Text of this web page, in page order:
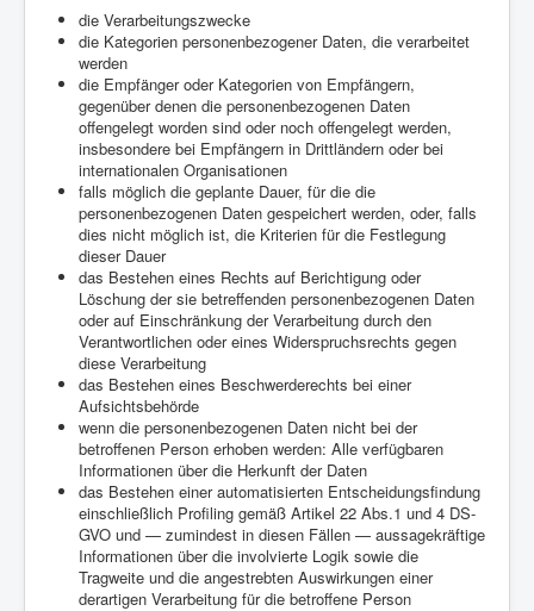
die Verarbeitungszwecke
die Kategorien personenbezogener Daten, die verarbeitet
werden
die Empfänger oder Kategorien von Empfängern,
gegenüber denen die personenbezogenen Daten
offengelegt worden sind oder noch offengelegt werden,
insbesondere bei Empfängern in Drittländern oder bei
internationalen Organisationen
falls möglich die geplante Dauer, für die die
personenbezogenen Daten gespeichert werden, oder, falls
dies nicht möglich ist, die Kriterien für die Festlegung
dieser Dauer
das Bestehen eines Rechts auf Berichtigung oder
Löschung der sie betreffenden personenbezogenen Daten
oder auf Einschränkung der Verarbeitung durch den
Verantwortlichen oder eines Widerspruchsrechts gegen
diese Verarbeitung
das Bestehen eines Beschwerderechts bei einer
Aufsichtsbehörde
wenn die personenbezogenen Daten nicht bei der
betroffenen Person erhoben werden: Alle verfügbaren
Informationen über die Herkunft der Daten
das Bestehen einer automatisierten Entscheidungsfindung
einschließlich Profiling gemäß Artikel 22 Abs.1 und 4 DS-
GVO und — zumindest in diesen Fällen — aussagekräftige
Informationen über die involvierte Logik sowie die
Tragweite und die angestrebten Auswirkungen einer
derartigen Verarbeitung für die betroffene Person